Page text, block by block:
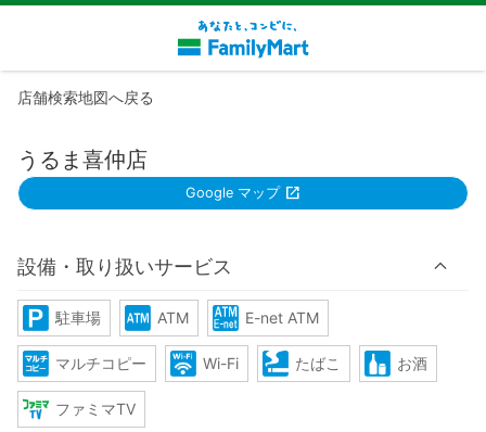
店舗検索地図へ戻る
うるま喜仲店
Google マップ
設備・取り扱いサービス
駐車場 ATM E-net ATM
マルチコピー Wi-Fi たばこ お酒
ファミマTV